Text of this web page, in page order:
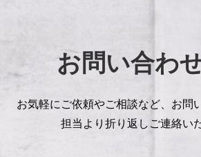
お問い合わ
お気軽にご依頼やご相談など、 お問
担当より折り返しご連絡い